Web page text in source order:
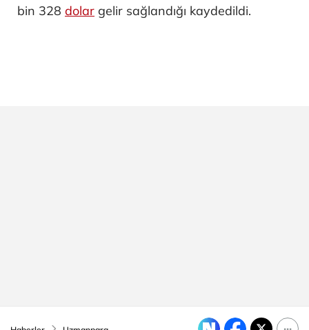
bin 328 dolar gelir sağlandığı kaydedildi.